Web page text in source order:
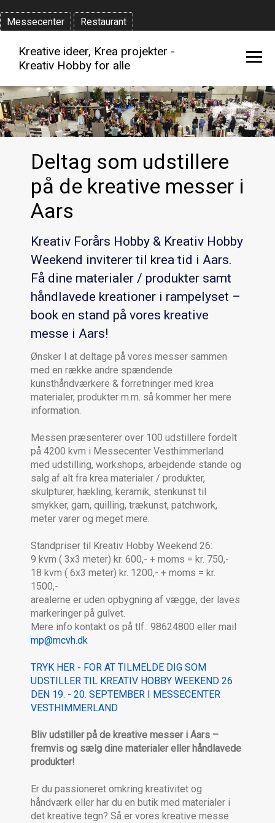
Messecenter Restaurant
Kreative ideer, Krea projekter -
Kreativ Hobby for alle
Deltag som udstillere
på de kreative messer i
Aars
Kreativ Forårs Hobby & Kreativ Hobby
Weekend inviterer til krea tid i Aars.
Få dine materialer / produkter samt
håndlavede kreationer i rampelyset –
book en stand på vores kreative
messe i Aars!
Ønsker I at deltage på vores messer sammen
med en række andre spændende
kunsthåndværkere & forretninger med krea
materialer, produkter m.m. så kommer her mere
information.
Messen præsenterer over 100 udstillere fordelt
på 4200 kvm i Messecenter Vesthimmerland
med udstilling, workshops, arbejdende stande og
salg af alt fra krea materialer / produkter,
skulpturer, hækling, keramik, stenkunst til
smykker, garn, quilling, trækunst, patchwork,
meter varer og meget mere.
Standpriser til Kreativ Hobby Weekend 26:
9 kvm ( 3x3 meter) kr. 600,- + moms = kr. 750,-
18 kvm ( 6x3 meter) kr. 1200,- + moms = kr.
1500,-
arealerne er uden opbygning af vægge, der laves
markeringer på gulvet.
Mere info kontakt os på tlf.: 98624800 eller mail
mp@mcvh.dk
TRYK HER - FOR AT TILMELDE DIG SOM
UDSTILLER TIL KREATIV HOBBY WEEKEND 26
DEN 19. - 20. SEPTEMBER I MESSECENTER
VESTHIMMERLAND
Bliv udstiller på de kreative messer i Aars –
fremvis og sælg dine materialer eller håndlavede
produkter!
Er du passioneret omkring kreativitet og
håndværk eller har du en butik med materialer i
det kreative tegn? Så er vores kreative messe